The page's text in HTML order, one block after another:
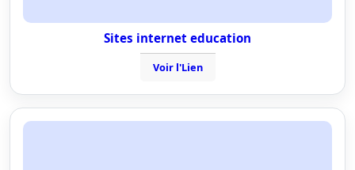
Sites internet education
Voir l'Lien